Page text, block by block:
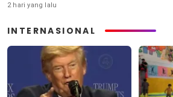
2 hari yang lalu
INTERNASIONAL